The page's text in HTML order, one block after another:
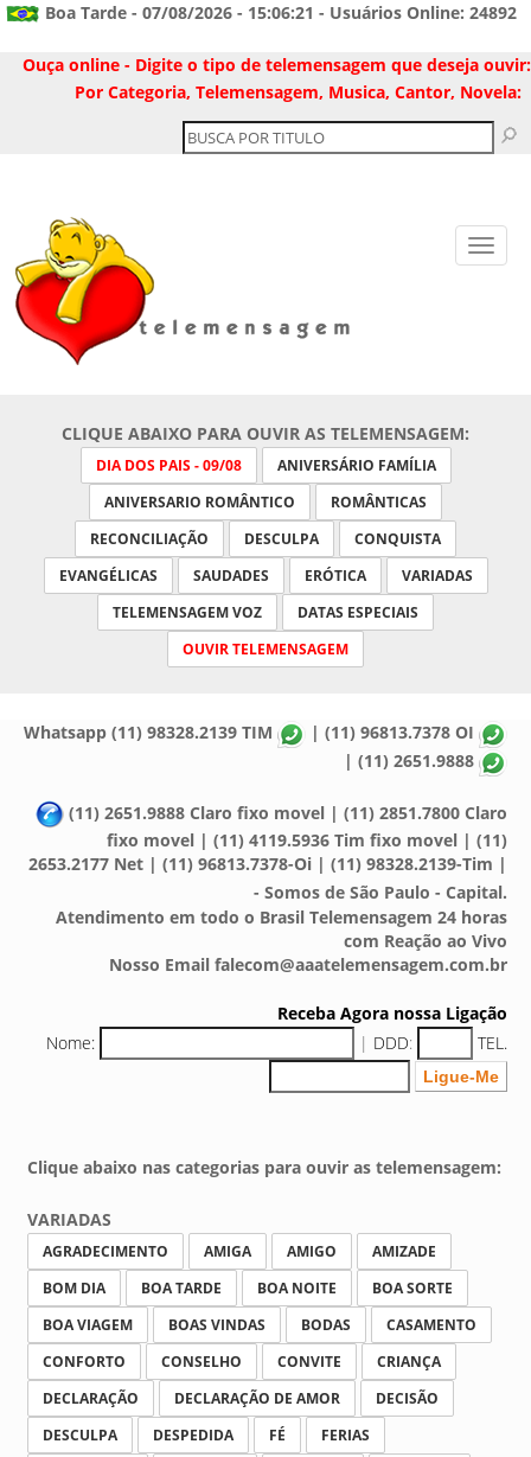
Boa Tarde - 07/08/2026 - 15:06:21 - Usuários Online: 24892
Ouça online - Digite o tipo de telemensagem que deseja ouvir:
Por Categoria, Telemensagem, Musica, Cantor, Novela:
CLIQUE ABAIXO PARA OUVIR AS TELEMENSAGEM:
DIA DOS PAIS - 09/08
ANIVERSÁRIO FAMÍLIA
ANIVERSARIO ROMÂNTICO
ROMÂNTICAS
RECONCILIAÇÃO
DESCULPA
CONQUISTA
EVANGÉLICAS
SAUDADES ERÓTICA
VARIADAS
TELEMENSAGEM VOZ
DATAS ESPECIAIS
OUVIR TELEMENSAGEM
Whatsapp (11) 98328.2139 TIM
| (11) 96813.7378 OI
| (11) 2651.9888
(11) 2651.9888 Claro fixo movel | (11) 2851.7800 Claro
fixo movel | (11) 4119.5936 Tim fixo movel | (11)
2653.2177 Net | (11) 96813.7378-Oi | (11) 98328.2139-Tim |
- Somos de São Paulo - Capital.
Atendimento em todo o Brasil Telemensagem 24 horas
com Reação ao Vivo
Nosso Email falecom@aaatelemensagem.com.br
Receba Agora nossa Ligação
Nome:
| DDD: TEL.
Clique abaixo nas categorias para ouvir as telemensagem:
VARIADAS
AGRADECIMENTO AMIGA AMIGO
AMIZADE
BOM DIA
BOA TARDE BOA NOITE
BOA SORTE
BOA VIAGEM
BOAS VINDAS BODAS
CASAMENTO
CONFORTO
CONSELHO CONVITE
CRIANÇA
DECLARAÇÃO
DECLARAÇÃO DE AMOR
DECISÃO
DESCULPA
DESPEDIDA FÉ
FERIAS